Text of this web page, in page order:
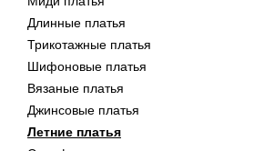
Длинные платья
Трикотажные платья
Шифоновые платья
Вязаные платья
Джинсовые платья
Летние платья